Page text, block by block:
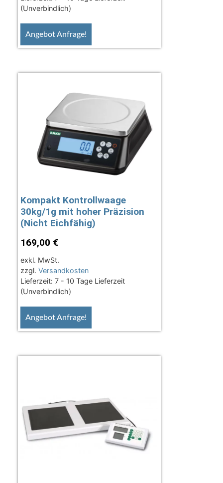
(Unverbindlich)
Angebot Anfrage!
Kompakt Kontrollwaage
30kg/1g mit hoher Präzision
(Nicht Eichfähig)
169,00 €
exkl. MwSt.
zzgl. Versandkosten
Lieferzeit: 7 - 10 Tage Lieferzeit
(Unverbindlich)
Angebot Anfrage!